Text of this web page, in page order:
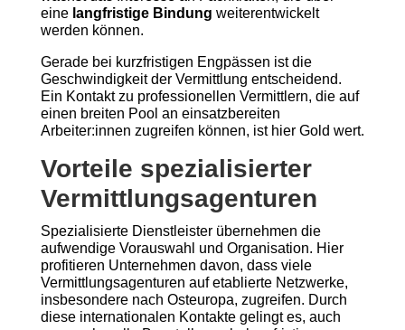
eine langfristige Bindung weiterentwickelt
werden können.
Gerade bei kurzfristigen Engpässen ist die
Geschwindigkeit der Vermittlung entscheidend.
Ein Kontakt zu professionellen Vermittlern, die auf
einen breiten Pool an einsatzbereiten
Arbeiter:innen zugreifen können, ist hier Gold wert.
Vorteile spezialisierter
Vermittlungsagenturen
Spezialisierte Dienstleister übernehmen die
aufwendige Vorauswahl und Organisation. Hier
profitieren Unternehmen davon, dass viele
Vermittlungsagenturen auf etablierte Netzwerke,
insbesondere nach Osteuropa, zugreifen. Durch
diese internationalen Kontakte gelingt es, auch